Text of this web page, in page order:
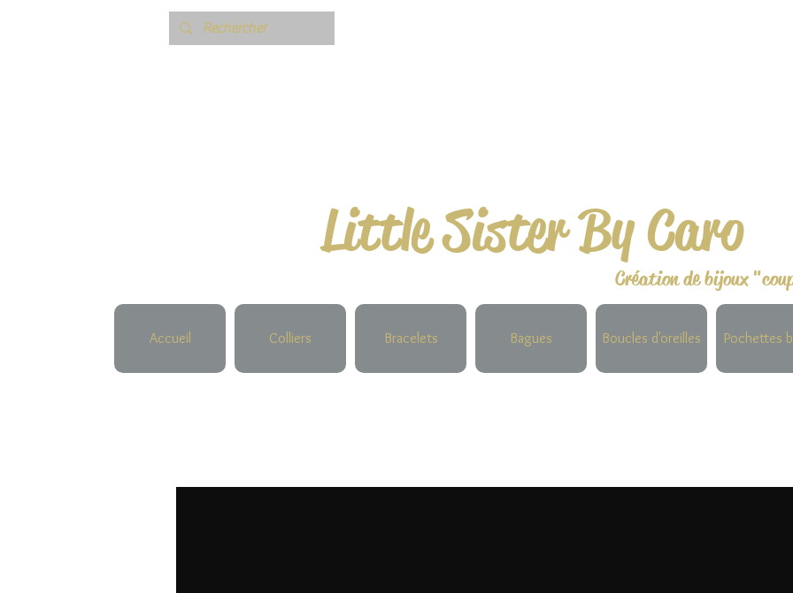
Little Sister By Caro
Création de bijoux
Accueil Colliers Bracelets Bagues Boucles d'oreilles Pochettes